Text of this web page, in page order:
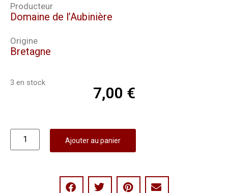
Producteur
Domaine de l’Aubinière
Origine
Bretagne
3 en stock
7,00 €
Ajouter au panier